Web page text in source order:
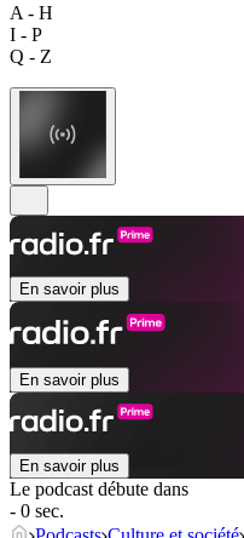
A - H
I - P
Q - Z
En savoir plus
En savoir plus
En savoir plus
Le podcast débute dans
- 0 sec.